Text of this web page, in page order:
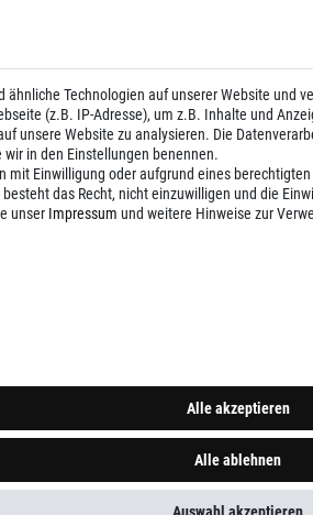
ähnliche Technologien auf unserer Website und
(z.B. IP-Adresse), um z.B. Inhalte und
unsere Website zu analysieren. Die
in den Einstellungen benennen.
mit Einwilligung oder aufgrund eines
das Recht, nicht einzuwilligen und die
unser Impressum und weitere Hinweise zur
Alle akzeptieren
Alle ablehnen
Auswahl akzeptieren